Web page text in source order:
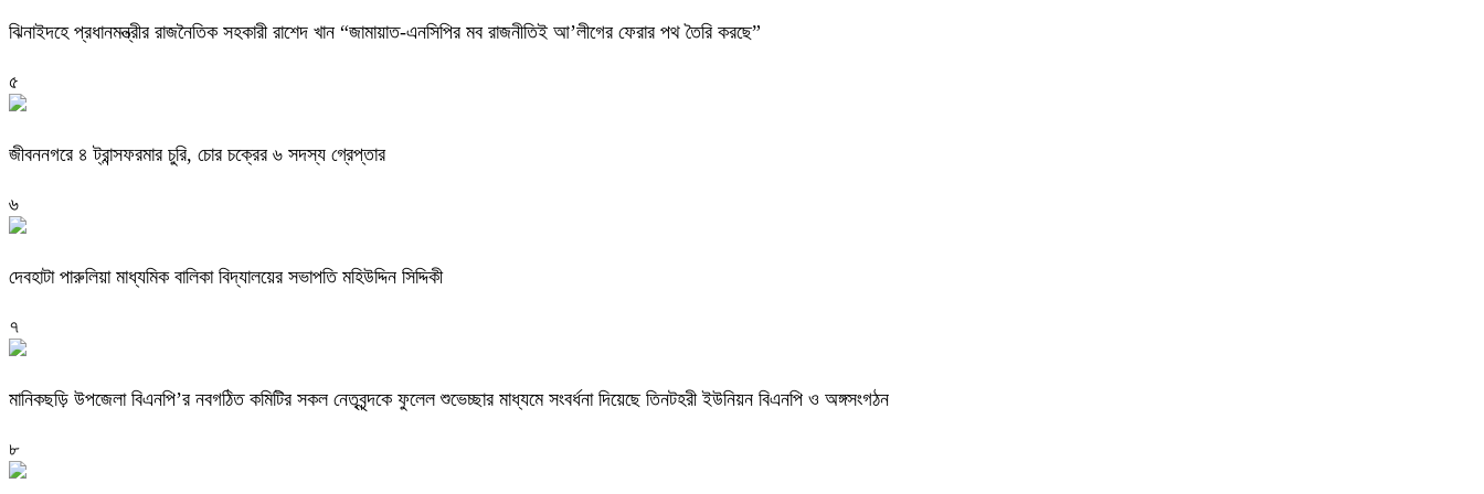
ঝিনাইদহে প্রধানমন্ত্রীর রাজনৈতিক সহকারী রাশেদ খান “জামায়াত-এনসিপির মব রাজনীতিই আ’লীগের ফেরার পথ তৈরি করছে”
৫
জীবননগরে ৪ ট্রান্সফরমার চুরি, চোর চক্রের ৬ সদস্য গ্রেপ্তার
৬
দেবহাটা পারুলিয়া মাধ্যমিক বালিকা বিদ্যালয়ের সভাপতি মহিউদ্দিন সিদ্দিকী
৭
মানিকছড়ি উপজেলা বিএনপি’র নবগঠিত কমিটির সকল নেতৃবৃন্দকে ফুলেল শুভেচ্ছার মাধ্যমে সংবর্ধনা দিয়েছে তিনটহরী ইউনিয়ন বিএনপি ও অঙ্গসংগঠন
৮